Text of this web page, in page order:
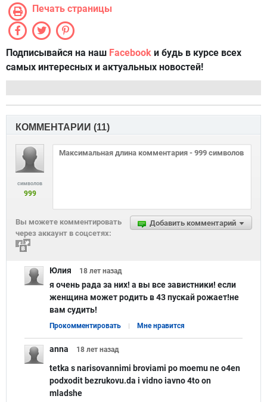
Печать страницы
Подписывайся на наш Facebook и будь в курсе всех
самых интересных и актуальных новостей!
КОММЕНТАРИИ (11)
символов
999
Добавить комментарий
Вы можете комментировать
через аккаунт в соцсетях:
Юлия 18 лет назад
я очень рада за них! а вы все завистники! если
женщина может родить в 43 пускай рожает!не
вам судить!
Прокомментировать Мне нравится
anna 18 лет назад
tetka s narisovannimi broviami po moemu ne o4en
podxodit bezrukovu.da i vidno iavno 4to on
mladshe